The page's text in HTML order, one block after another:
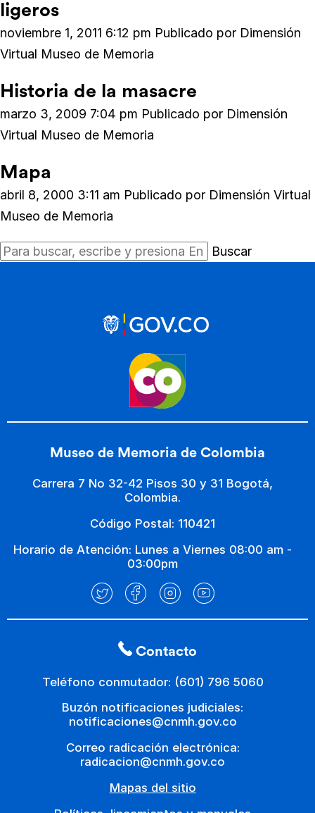
ligeros
noviembre 1, 2011 6:12 pm Publicado por Dimensión
Virtual Museo de Memoria
Historia de la masacre
marzo 3, 2009 7:04 pm Publicado por Dimensión
Virtual Museo de Memoria
Mapa
abril 8, 2000 3:11 am Publicado por Dimensión Virtual
Museo de Memoria
Buscar
Museo de Memoria de Colombia
Carrera 7 No 32-42 Pisos 30 y 31 Bogotá,
Colombia.
Código Postal: 110421
Horario de Atención: Lunes a Viernes 08:00 am -
03:00pm
Contacto
Teléfono conmutador: (601) 796 5060
Buzón notificaciones judiciales:
notificaciones@cnmh.gov.co
Correo radicación electrónica:
radicacion@cnmh.gov.co
Mapas del sitio